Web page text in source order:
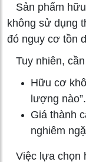
Sản phẩm
không sử dụng
đó nguy cơ tồn
Tuy nhiên,
Hữu cơ
lượng nào”.
Giá thành
nghiêm
Việc lựa chọn